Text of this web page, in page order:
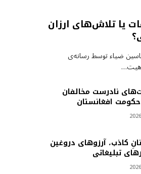
یا تلاش‌های ارزان
ضیاء توسط رسانه‌ی
نادرست مخالفان
حکومت افغانستان
کاذب، آرزوهای دروغین
تبلیغاتی